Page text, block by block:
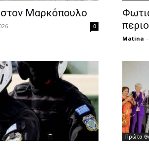
Μαρκόπουλο
0
Matina -
Πρώτο